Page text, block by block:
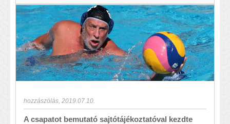
hozzászólás 2019.07.10.
A csapatot bemutató sajtótájékoztatóval kezdte